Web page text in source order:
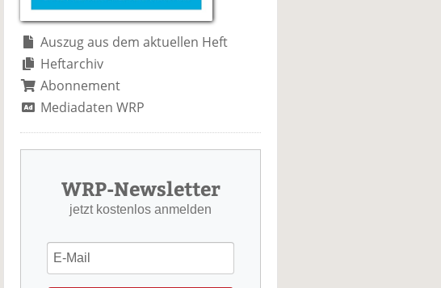
Auszug aus dem aktuellen Heft
Heftarchiv
Abonnement
Mediadaten WRP
WRP-Newsletter
jetzt kostenlos anmelden